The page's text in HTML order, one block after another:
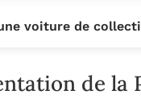
une voiture de
de la